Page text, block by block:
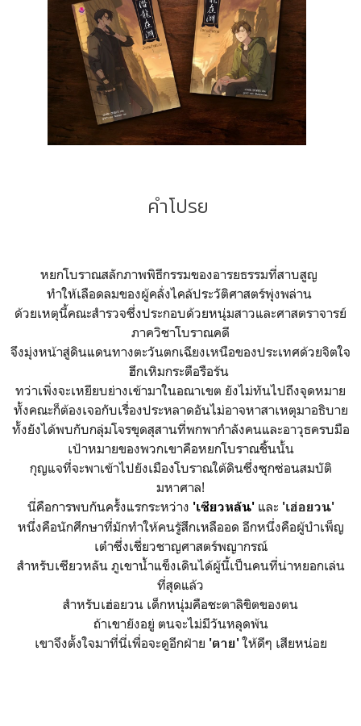
คำโปรย
หยกโบราณสลักภาพพิธีกรรมของอารยธรรมที่สาบสูญ
ทำให้เลือดลมของผู้คลั่งไคล้ประวัติศาสตร์พุ่งพล่าน
ด้วยเหตุนี้คณะสำรวจซึ่งประกอบด้วยหนุ่มสาวและศาสตราจารย์
ภาควิชาโบราณคดี
จึงมุ่งหน้าสู่ดินแดนทางตะวันตกเฉียงเหนือของประเทศด้วยจิตใจ
ฮึกเหิมกระตือรือร้น
ทว่าเพิ่งจะเหยียบย่างเข้ามาในอณาเขต ยังไม่ทันไปถึงจุดหมาย
ทั้งคณะก็ต้องเจอกับเรื่องประหลาดอันไม่อาจหาสาเหตุมาอธิบาย
ทั้งยังได้พบกับกลุ่มโจรขุดสุสานที่พกพากำลังคนและอาวุธครบมือ
เป้าหมายของพวกเขาคือหยกโบราณชิ้นนั้น
กุญแจที่จะพาเข้าไปยังเมืองโบราณใต้ดินซึ่งซุกซ่อนสมบัติ
มหาศาล!
นี่คือการพบกันครั้งแรกระหว่าง 'เซียวหลัน'และ 'เฮ่อยวน'
หนึ่งคือนักศึกษาที่มักทำให้คนรู้สึกเหลืออด อีกหนึ่งคือผู้บำเพ็ญ
เต๋าซึ่งเชี่ยวชาญศาสตร์พญากรณ์
สำหรับเซียวหลัน ภูเขาน้ำแข็งเดินได้ผู้นี้เป็นคนที่น่าหยอกเล่น
ที่สุดแล้ว
สำหรับเฮ่อยวน เด็กหนุ่มคือชะตาลิขิตของตน
ถ้าเขายังอยู่ ตนจะไม่มีวันหลุดพ้น
เขาจึงตั้งใจมาที่นี่เพื่อจะดูอีกฝ่าย 'ตาย'ให้ดีๆ เสียหน่อย